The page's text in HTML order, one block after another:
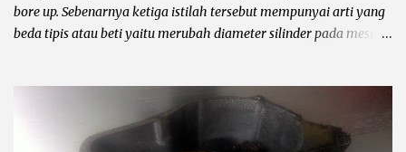
bore up. Sebenarnya ketiga istilah tersebut mempunyai arti yang
beda tipis atau beti yaitu merubah diameter silinder pada mesin
diameter silinder dengan cara di korter dan mengganti piston
dengan ukuran yang lebih besar sesuai dengan standar pabrik.
pabrikan sepeda motor biasanya menyediakan 4 piston oversize